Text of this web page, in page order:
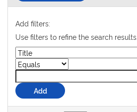
Add filters:
Use filters to refine the search results.